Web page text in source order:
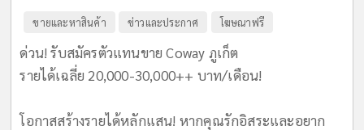
ขายและหาสินค้า ข่าวและประกาศ โฆษณาฟรี
ด่วน! รับสมัครตัวแทนขาย Coway ภูเก็ต
รายได้เฉลี่ย 20,000-30,000++ บาท/เดือน!
​โอกาสสร้างรายได้หลักแสน! หากคุณรักอิสระและอยาก